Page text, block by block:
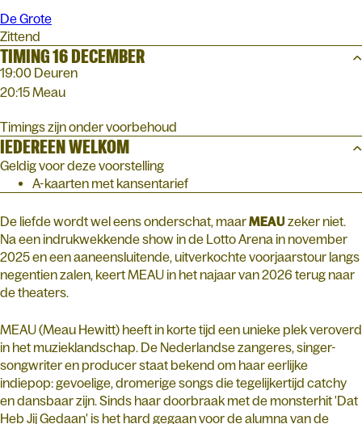
De Grote
Zittend
TIMING 16 DECEMBER
19:00 Deuren
20:15 Meau
Timings zijn onder voorbehoud
IEDEREEN WELKOM
Geldig voor deze voorstelling
A-kaarten met kansentarief
De liefde wordt wel eens onderschat, maarMEAU zeker niet.
Na een indrukwekkende show in de Lotto Arena in november
2025 en een aaneensluitende, uitverkochte voorjaarstour langs
negentien zalen, keert MEAU in het najaar van 2026 terug naar
de theaters.
MEAU (Meau Hewitt) heeft in korte tijd een unieke plek veroverd
in het muzieklandschap. De Nederlandse zangeres, singer-
songwriter en producer staat bekend om haar eerlijke
indiepop: gevoelige, dromerige songs die tegelijkertijd catchy
en dansbaar zijn. Sinds haar doorbraak met de monsterhit 'Dat
Heb Jij Gedaan' is het hard gegaan voor de alumna van de